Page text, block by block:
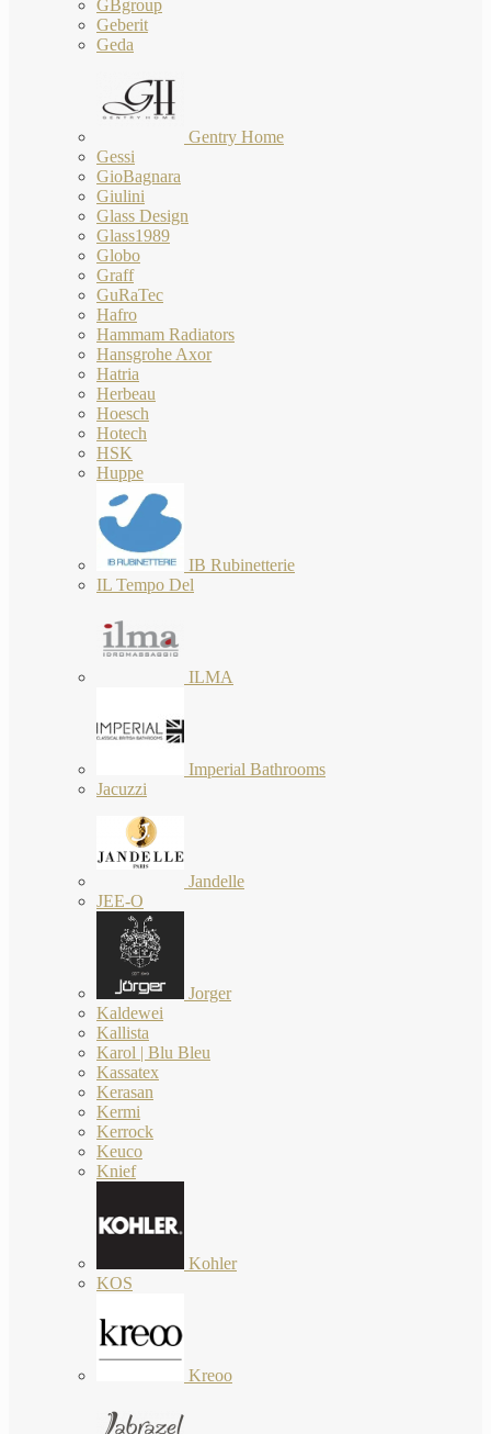
GBgroup
Geberit
Geda
Gentry Home
Gessi
GioBagnara
Giulini
Glass Design
Glass1989
Globo
Graff
GuRaTec
Hafro
Hammam Radiators
Hansgrohe Axor
Hatria
Herbeau
Hoesch
Hotech
HSK
Huppe
IB Rubinetterie
IL Tempo Del
ILMA
Imperial Bathrooms
Jacuzzi
Jandelle
JEE-O
Jorger
Kaldewei
Kallista
Karol | Blu Bleu
Kassatex
Kerasan
Kermi
Kerrock
Keuco
Knief
Kohler
KOS
Kreoo